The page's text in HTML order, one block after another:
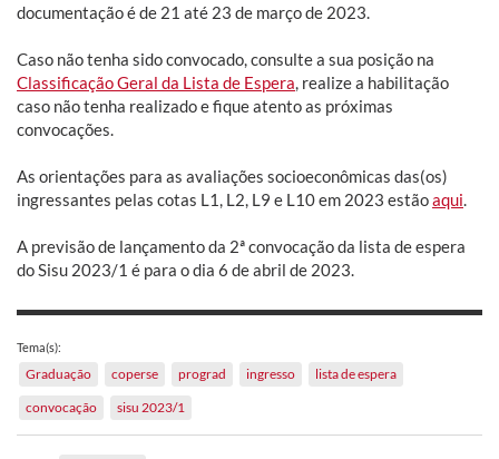
documentação é de 21 até 23 de março de 2023.
Caso não tenha sido convocado, consulte a sua posição na
Classificação Geral da Lista de Espera, realize a habilitação
caso não tenha realizado e fique atento as próximas
convocações.
As orientações para as avaliações socioeconômicas das(os)
ingressantes pelas cotas L1, L2, L9 e L10 em 2023 estãoaqui.
A previsão de lançamento da 2ª convocação da lista de espera
do Sisu 2023/1 é para o dia 6 de abril de 2023.
Tema(s):
Graduação coperse prograd ingresso
lista de espera
convocação
sisu 2023/1